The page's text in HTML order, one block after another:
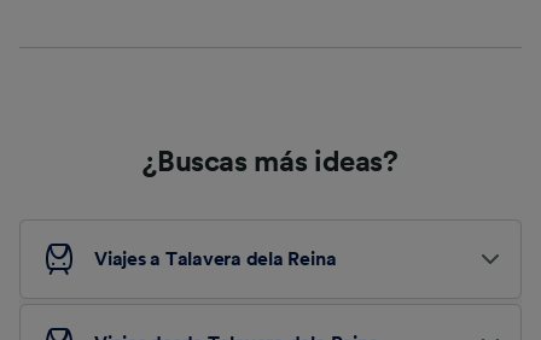
¿Buscas más ideas?
Viajes a Talavera dela Reina